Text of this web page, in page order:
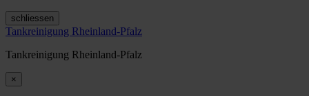
schliessen
Tankreinigung Rheinland-Pfalz
Tankreinigung Rheinland-Pfalz
×